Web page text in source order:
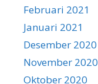
Februari 2021
Januari 2021
Desember 2020
November 2020
Oktober 2020